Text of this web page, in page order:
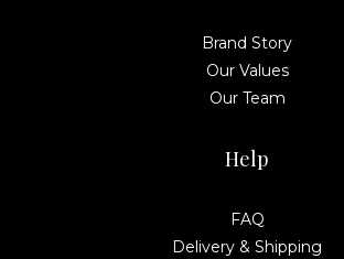
Brand Story
Our Values
Our Team
Help
FAQ
Delivery & Shipping